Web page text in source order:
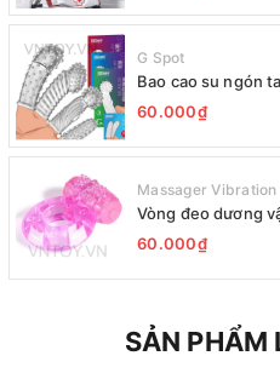
G Spot
Bao cao su ngón
60.000₫
Massager Vibration
Vòng đeo dương
60.000₫
SẢN PHẨM